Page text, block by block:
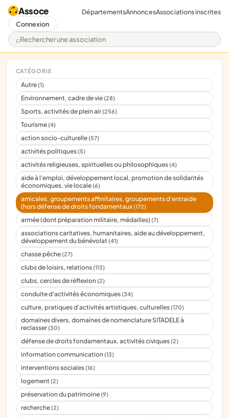
Assoce
Rechercher une association
DépartementsAnnoncesAssociations inscrites
Connexion
CATÉGORIE
Autre(1)
Environnement, cadre de vie(28)
Sports, activités de plein air(256)
Tourisme(4)
action socio-culturelle(57)
activités politiques(5)
activités religieuses, spirituelles ou philosophiques(4)
aide à l'emploi, développement local, promotion de solidarités
économiques, vie locale(6)
amicales, groupements affinitaires, groupements d'entraide
(hors défense de droits fondamentaux(172)
armée (dont préparation militaire, médailles)(7)
associations caritatives, humanitaires, aide au développement,
développement du bénévolat(41)
chasse pêche(27)
clubs de loisirs, relations(113)
clubs, cercles de réflexion(2)
conduite d'activités économiques(34)
culture, pratiques d'activités artistiques, culturelles(170)
domaines divers, domaines de nomenclature SITADELE à
reclasser(30)
défense de droits fondamentaux, activités civiques(2)
information communication(13)
interventions sociales(16)
logement(2)
préservation du patrimoine(9)
recherche(2)